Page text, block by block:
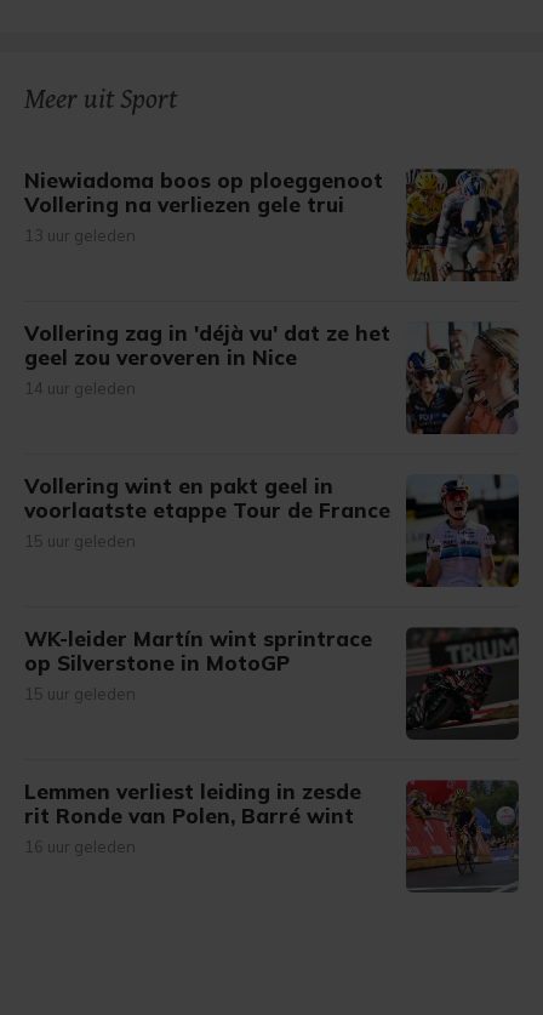
Meer uit Sport
Niewiadoma boos op ploeggenoot
Vollering na verliezen gele trui
13 uur geleden
Vollering zag in 'déjà vu' dat ze het
geel zou veroveren in Nice
14 uur geleden
Vollering wint en pakt geel in
voorlaatste etappe Tour de France
15 uur geleden
WK-leider Martín wint sprintrace
op Silverstone in MotoGP
15 uur geleden
Lemmen verliest leiding in zesde
rit Ronde van Polen, Barré wint
16 uur geleden